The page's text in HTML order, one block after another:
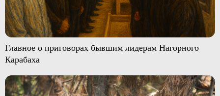
Главное о приговорах бывшим лидерам Нагорного
Карабаха